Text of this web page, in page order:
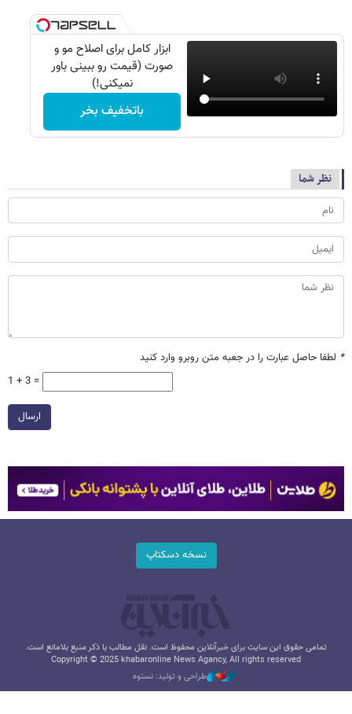
ابزار کامل برای اصلاح مو و
صورت (قیمت رو ببینی باور
نمیکنی!)
باتخفیف بخر
نظر شما
* لطفا حاصل عبارت را در جعبه متن روبرو وارد کنید
1 + 3 =
ارسال
نسخه دسکتاپ
تمامی حقوق این سایت برای خبرآنلاین محفوظ است. نقل مطالب با ذکر منبع بلامانع است.
Copyright © 2025 khabaronline News Agancy, All rights reserved
طراحی و تولید: نستوه